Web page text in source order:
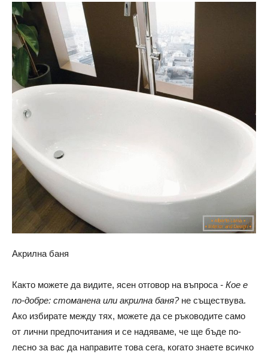
Акрилна баня
Както можете да видите, ясен отговор на въпроса - Кое е
по-добре: стоманена или акрилна баня?не съществува.
Ако избирате между тях, можете да се ръководите само
от лични предпочитания и се надяваме, че ще бъде по-
лесно за вас да направите това сега, когато знаете всичко